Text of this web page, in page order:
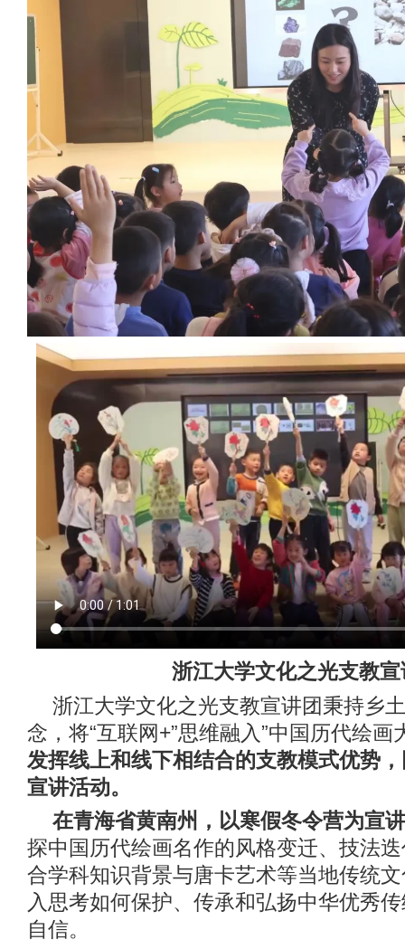
浙江大学文化之光支教
浙江大学文化之光支教宣讲团秉持乡
念，将“互联网+”思维融入”中国历代绘画
发挥线上和线下相结合的支教模式优势
宣讲活动。
在青海省黄南州，以寒假冬令营为宣
探中国历代绘画名作的风格变迁、技法
合学科知识背景与唐卡艺术等当地传统
入思考如何保护、传承和弘扬中华优秀
自信。